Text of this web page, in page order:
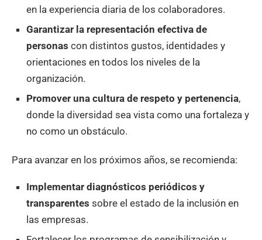
en la experiencia diaria de los colaboradores.
Garantizar la representación efectiva de
personas con distintos gustos, identidades y
orientaciones en todos los niveles de la
organización.
Promover una cultura de respeto y pertenencia,
donde la diversidad sea vista como una fortaleza y
no como un obstáculo.
Para avanzar en los próximos años, se recomienda:
Implementar diagnósticos periódicos y
transparentes sobre el estado de la inclusión en
las empresas.